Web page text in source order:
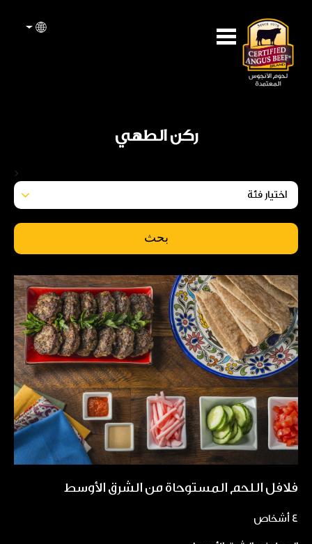
ركن الطهي
<
بحث
فلافل اللحم المستوحاة من الشرق الأوسط
4 أشخاص